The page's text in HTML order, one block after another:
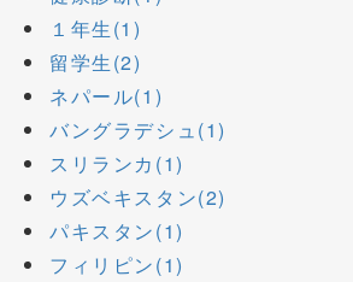
１年生(1)
留学生(2)
ネパール(1)
バングラデシュ(1)
スリランカ(1)
ウズベキスタン(2)
パキスタン(1)
フィリピン(1)